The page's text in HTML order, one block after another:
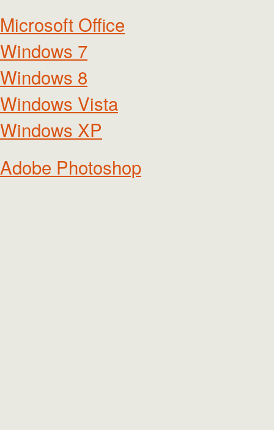
Microsoft Office
Windows 7
Windows 8
Windows Vista
Windows XP
Adobe Photoshop